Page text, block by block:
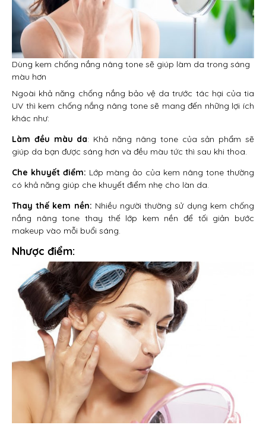
Dùng kem chống nắng nâng tone sẽ giúp làm da trong sáng
màu hơn
Ngoài khả năng chống nắng bảo vệ da trước tác hại của tia
UV thì kem chống nắng nâng tone sẽ mang đến những lợi ích
khác như:
Làm đều màu da: Khả năng nâng tone của sản phẩm sẽ
giúp da bạn được sáng hơn và đều màu tức thì sau khi thoa.
Che khuyết điểm: Lớp màng ảo của kem nâng tone thường
có khả năng giúp che khuyết điểm nhẹ cho làn da.
Thay thế kem nền: Nhiều người thường sử dụng kem chống
nắng nâng tone thay thế lớp kem nền để tối giản bước
makeup vào mỗi buổi sáng.
Nhược điểm: